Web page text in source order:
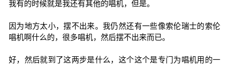
我有的时候就是我还有其他的唱机，但是。
因为地方太小，摆不出来。我仍然还有一些像索伦瑞士的索伦
唱机啊什么的，很多唱机，然后摆不出来而已。
好，然后就到了这两步是什么，这个这个是专门为唱机用的一